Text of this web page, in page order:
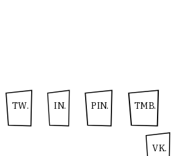
TW. IN. PIN. TMB.
VK.